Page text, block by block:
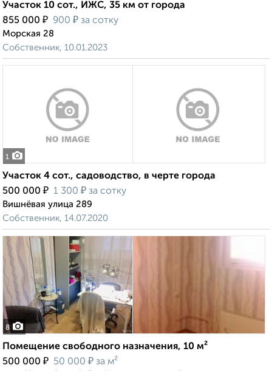
Участок 10 сот., ИЖС, 35 км от города
855 000 ₽ 900 ₽ за сотку
Морская 28
Собственник, 10.01.2023
1
Участок 4 сот., садоводство, в черте города
500 000 ₽ 1 300 ₽ за сотку
Вишнёвая улица 289
Собственник, 14.07.2020
8
Помещение свободного назначения, 10 м²
500 000 ₽ 50 000 ₽ за м²